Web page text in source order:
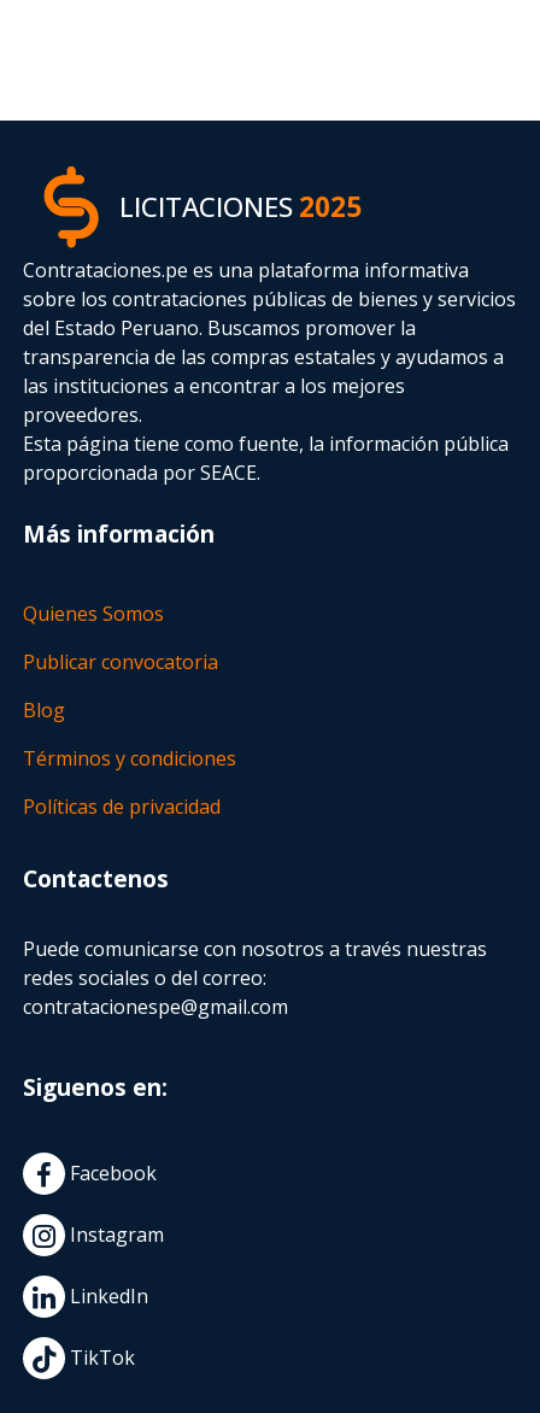
LICITACIONES2025
Contrataciones.pe es una plataforma informativa
sobre los contrataciones públicas de bienes y servicios
del Estado Peruano. Buscamos promover la
transparencia de las compras estatalesy ayudamos a
las instituciones a encontrar a los mejores
proveedores.
Esta página tiene como fuente, la información pública
proporcionada por SEACE.
Más información
Quienes Somos
Publicar convocatoria
Blog
Términos y condiciones
Políticas de privacidad
Contactenos
Puede comunicarse con nosotros a través nuestras
redes sociales o del correo:
contratacionespe@gmail.com
Siguenos en:
Facebook
Instagram
LinkedIn
TikTok